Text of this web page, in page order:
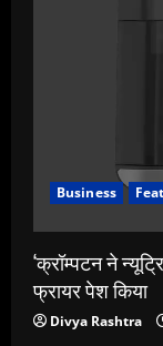
Business
‘क्रॉम्पटन ने
फ्रायर पेश किया
Divya Rashtra